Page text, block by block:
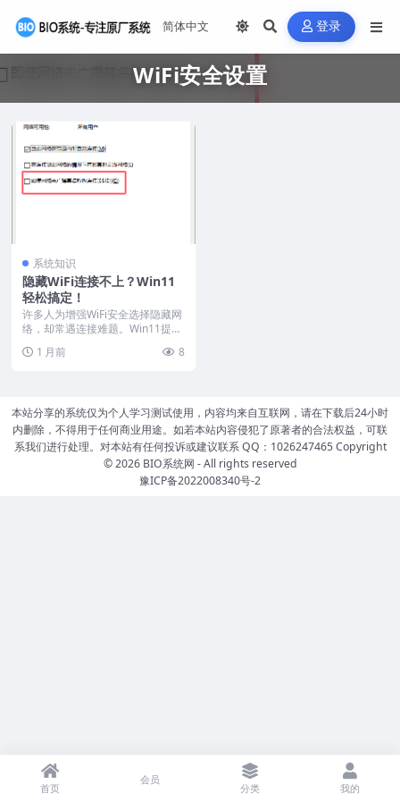
登录
WiFi安全设置
系统知识
隐藏WiFi连接不上？Win11
轻松搞定！
许多人为增强WiFi安全选择隐藏网
络，却常遇连接难题。Win11提供
1 月前 8
本站分享的系统仅为个人学习测试使用，内容均来自互联网，请在下载后24小时
内删除，不得用于任何商业用途。如若本站内容侵犯了原著者的合法权益，可联
系我们进行处理。对本站有任何投诉或建议联系 QQ：1026247465 Copyright
© 2026 BIO系统网 - All rights reserved
豫ICP备2022008340号-2
首页
会员
分类 我的